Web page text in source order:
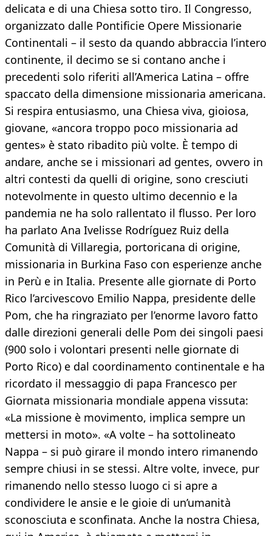
delicata e di una Chiesa sotto tiro. Il Congresso,
organizzato dalle Pontificie Opere Missionarie
Continentali – il sesto da quando abbraccia l’intero
continente, il decimo se si contano anche i
precedenti solo riferiti all’America Latina – offre
spaccato della dimensione missionaria americana.
Si respira entusiasmo, una Chiesa viva, gioiosa,
giovane, «ancora troppo poco missionaria ad
gentes» è stato ribadito più volte. È tempo di
andare, anche se i missionari ad gentes, ovvero in
altri contesti da quelli di origine, sono cresciuti
notevolmente in questo ultimo decennio e la
pandemia ne ha solo rallentato il flusso. Per loro
ha parlato Ana Ivelisse Rodríguez Ruiz della
Comunità di Villaregia, portoricana di origine,
missionaria in Burkina Faso con esperienze anche
in Perù e in Italia. Presente alle giornate di Porto
Rico l’arcivescovo Emilio Nappa, presidente delle
Pom, che ha ringraziato per l’enorme lavoro fatto
dalle direzioni generali delle Pom dei singoli paesi
(900 solo i volontari presenti nelle giornate di
Porto Rico) e dal coordinamento continentale e ha
ricordato il messaggio di papa Francesco per
Giornata missionaria mondiale appena vissuta:
«La missione è movimento, implica sempre un
mettersi in moto». «A volte – ha sottolineato
Nappa – si può girare il mondo intero rimanendo
sempre chiusi in se stessi. Altre volte, invece, pur
rimanendo nello stesso luogo ci si apre a
condividere le ansie e le gioie di un’umanità
sconosciuta e sconfinata. Anche la nostra Chiesa,